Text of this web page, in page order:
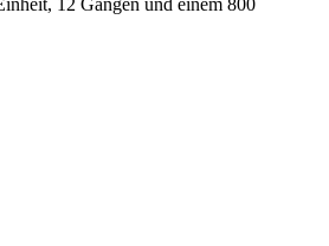
12 Gängen und einem 800